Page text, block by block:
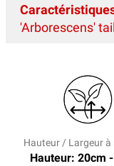
'Arborescens'
Hauteur / Largeur
Hauteur: 20cm